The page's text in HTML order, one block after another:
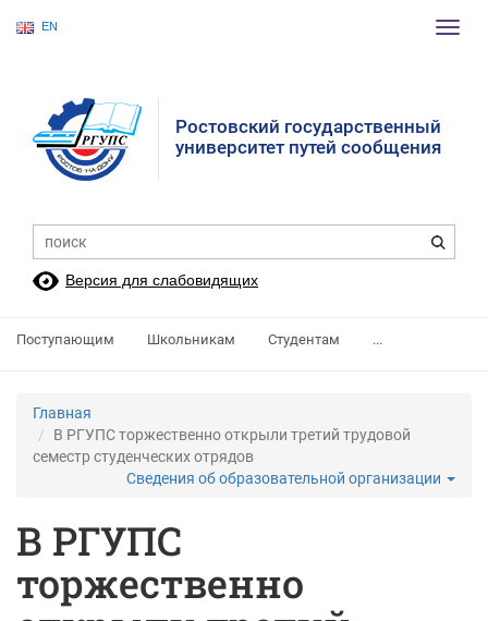
EN
Ростовский государственный
университет путей сообщения
Версия для слабовидящих
Поступающим Школьникам Студентам ...
Главная
В РГУПС торжественно открыли третий трудовой
семестр студенческих отрядов
Сведения об образовательной организации
В РГУПС
торжественно